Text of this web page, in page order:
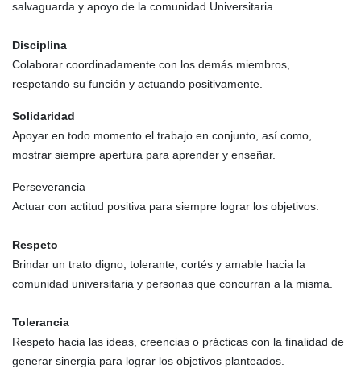
salvaguarda y apoyo de la comunidad Universitaria.
Disciplina
Colaborar coordinadamente con los demás miembros,
respetando su función y actuando positivamente.
Solidaridad
Apoyar en todo momento el trabajo en conjunto, así como,
mostrar siempre apertura para aprender y enseñar.
Perseverancia
Actuar con actitud positiva para siempre lograr los objetivos.
Respeto
Brindar un trato digno, tolerante, cortés y amable hacia la
comunidad universitaria y personas que concurran a la misma.
Tolerancia
Respeto hacia las ideas, creencias o prácticas con la finalidad de
generar sinergia para lograr los objetivos planteados.